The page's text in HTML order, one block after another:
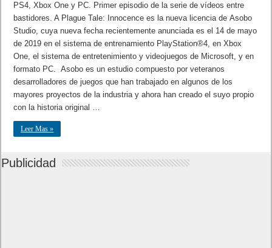
PS4, Xbox One y PC. Primer episodio de la serie de vídeos entre
bastidores. A Plague Tale: Innocence es la nueva licencia de Asobo
Studio, cuya nueva fecha recientemente anunciada es el 14 de mayo
de 2019 en el sistema de entrenamiento PlayStation®4, en Xbox
One, el sistema de entretenimiento y videojuegos de Microsoft, y en
formato PC. Asobo es un estudio compuesto por veteranos
desarrolladores de juegos que han trabajado en algunos de los
mayores proyectos de la industria y ahora han creado el suyo propio
con la historia original …
Leer Mas »
Publicidad